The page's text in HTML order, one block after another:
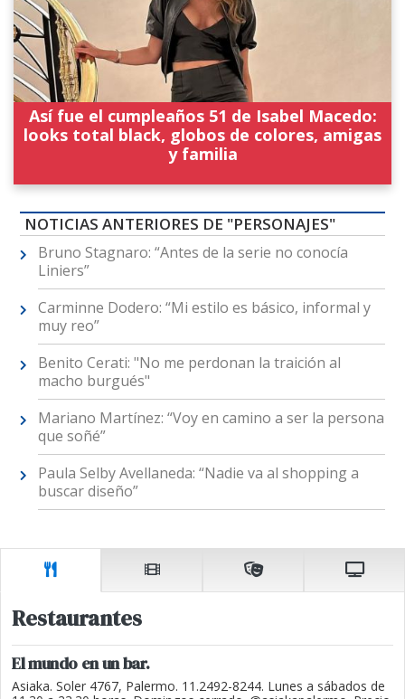
Así fue el cumpleaños 51 de Isabel Macedo:
looks total black, globos de colores, amigas
y familia
NOTICIAS ANTERIORES DE "PERSONAJES"
Bruno Stagnaro: “Antes de la serie no conocía
Liniers”
Carminne Dodero: “Mi estilo es básico, informal y
muy reo”
Benito Cerati: "No me perdonan la traición al
macho burgués"
Mariano Martínez: “Voy en camino a ser la persona
que soñé”
Paula Selby Avellaneda: “Nadie va al shopping a
buscar diseño”
Restaurantes
El mundo en un bar.
Asiaka. Soler 4767, Palermo. 11.2492-8244. Lunes a sábados de